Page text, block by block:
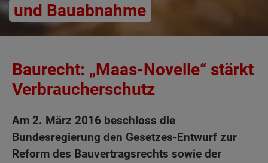
und Bauabnahme
Baurecht: „Maas-Novelle“ stärkt
Verbraucherschutz
Am 2. März 2016 beschloss die
Bundesregierung den Gesetzes-Entwurf zur
Reform des Bauvertragsrechts sowie der